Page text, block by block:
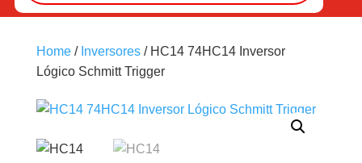
Home/ Inversores/ HC14 74HC14 Inversor
Lógico Schmitt Trigger